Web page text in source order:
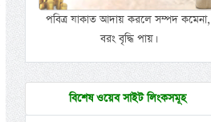
পবিত্র যাকাত আদায় করলে সম্পদ কমেনা,
বরং বৃদ্ধি পায়।
বিশেষ ওয়েব সাইট লিংকসমূহ